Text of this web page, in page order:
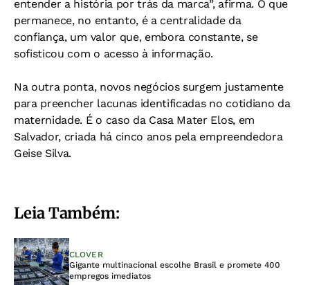
entender a história por trás da marca”, afirma. O que
permanece, no entanto, é a centralidade da
confiança, um valor que, embora constante, se
sofisticou com o acesso à informação.
Na outra ponta, novos negócios surgem justamente
para preencher lacunas identificadas no cotidiano da
maternidade. É o caso da Casa Mater Elos, em
Salvador, criada há cinco anos pela empreendedora
Geise Silva.
Leia Também:
CLOVER
Gigante multinacional escolhe Brasil e promete 400
empregos imediatos